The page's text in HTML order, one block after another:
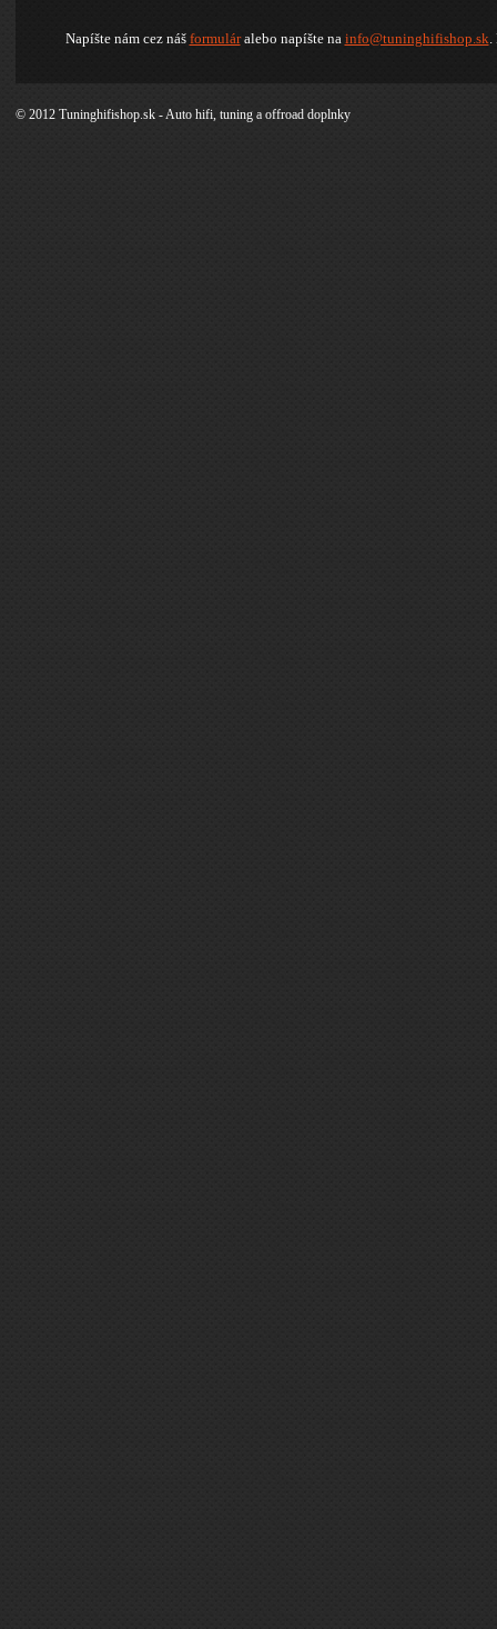
Napíšte nám cez náš formuláralebo napíšte na info@tuninghifishop.sk.
© 2012 Tuninghifishop.sk - Auto hifi, tuning a offroad doplnky